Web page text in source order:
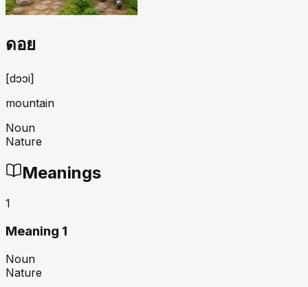
ดอย
[dɔɔi]
mountain
Noun
Nature
Meanings
1
Meaning 1
Noun
Nature